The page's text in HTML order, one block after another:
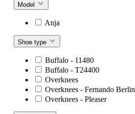
Model
Anja
Shoe type
Buffalo - 11480
Buffalo - T24400
Overknees
Overknees - Fernando Berlin
Overknees - Pleaser